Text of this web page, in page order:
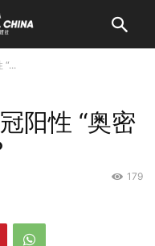
“...
阳性 “奥密
179